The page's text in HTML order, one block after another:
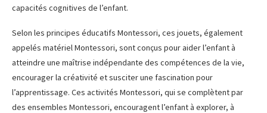
capacités cognitives de l’enfant.
Selon les principes éducatifs Montessori, ces jouets, également
appelés matériel Montessori, sont conçus pour aider l’enfant à
atteindre une maîtrise indépendante des compétences de la vie,
encourager la créativité et susciter une fascination pour
l’apprentissage. Ces activités Montessori, qui se complètent par
des ensembles Montessori, encouragent l’enfant à explorer, à